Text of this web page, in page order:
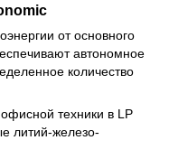
от основного
автономное
количество
техники в LP
литий-железо-